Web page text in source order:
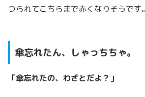
つられてこちらまで赤くなりそうです。
傘忘れたん、しゃっちちゃ。
「傘忘れたの、わざとだよ？」